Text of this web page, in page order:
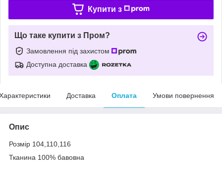
Купити з
Що таке купити з Пром?
Замовлення під захистом
Доступна доставка
Доставка Оплата Умови повернення
Опис
Розмір 104,110,116
Тканина 100% бавовна